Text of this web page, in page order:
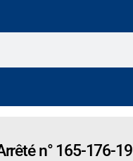
n° 165-176-